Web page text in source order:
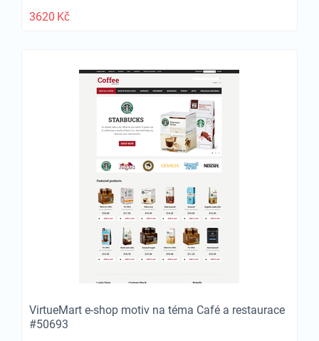
3620 Kč
VirtueMart e-shop motiv na téma Café a restaurace
#50693